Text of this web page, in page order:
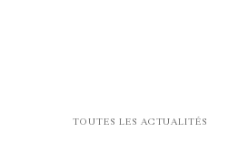
TOUTES LES ACTUALITÉS